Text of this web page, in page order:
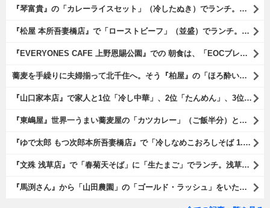
『琴富貴』の「カレーライスセット」（冷したぬき）でランチ。所謂「蕎麦屋のカレー」と『琴富貴』の夏の定番「冷したぬき」である。勿論、これはダブルでうまいのだよ（笑）。（琴富貴：墨田区吾妻橋1）
『松屋 本所吾妻橋店』で「ローストビーフ」（並盛）でランチ。「ローストビーフ」は2つのソースが掛かっている。オリジナルソースとレフォールソースだ。 はたしていかなるものなのかと期待しながら待てば、それは確りとうまかったのだよ（笑）。（松屋 本所吾妻橋店：墨田区吾妻橋三）
『EVERYONES CAFE 上野恩賜公園』での 朝食は、「EOCブレックファーストプレート」とセットで「アイスカフェラテ」をもらい、それから家人が「東京たまごを使ったパンケーキ キャラメルナッツ（2枚）」を頼んでみた。どれもがハイカラにうまいのだよ（笑）。（EVERYONES CAFE 上野恩賜公園：上野公園）
蕎麦を手繰りに夫婦揃って北千住へ。そう『柏屋』の「ほろ酔いセット」で一杯やったのだよ。ここは二駅離れた場所だけど、あたしの『街的』のようにくつろげる処だ。勿論、うまかったのだよ（笑）。（きそば 柏屋：足立区千住）
『山口家本店』で家人と1位「冷し中華」、2位「たんめん」、3位「かき氷」の順番通りのオーダーでランチ。なんの変哲もないものがうまいのは、当たり前だのクラッカーなのだと云爾（笑）。（山口家本店：千束通り商店街：浅草五丁目）
『東嶋屋』世界一うまい蕎麦屋の「カツカレー」（ご飯半分）と「おしんこ盛り合わせ」と「ビ―ル」でランチ。もう、ほんとうまいのだから、みんな食べてみてね、と云爾（笑）。（東嶋屋：竜泉一丁目）
『ゆで太郎 もつ次郎本所吾妻橋店』で「冷しなめこおろしそば 1.5倍盛」を手繰れば、それは「なめこ」の粘りが強烈な調味料となって、既に、ただの蕎麦では無くなっている。 ヌルヌルの蕎麦はめちゃくちゃにうまいのである（笑）。（ゆで太郎 もつ次郎本所吾妻橋店：墨田区吾妻橋3丁目）
『文殊 浅草店』で「春菊天そば」に「生たまご」でランチ。浅草地下街における至高のランチだ。今日も、実にうまかったのだよ（笑）。（文殊 浅草店：浅草一丁目：浅草地下街）
『馬渕さん』から「山田農園」の「ゴールド・ラッシュ」をいただいたのだ。甘いはうまい、うまいは身体には悪い、というのはいつものお約束（笑）。 でもね、その当然を百も承知で分かっていながらも食べてしまうのは、これが最高な「北の大地の贈り物」だからなのだよ（笑）。（馬渕さんからの贈与：山田農園：北海道夕張郡長沼町）